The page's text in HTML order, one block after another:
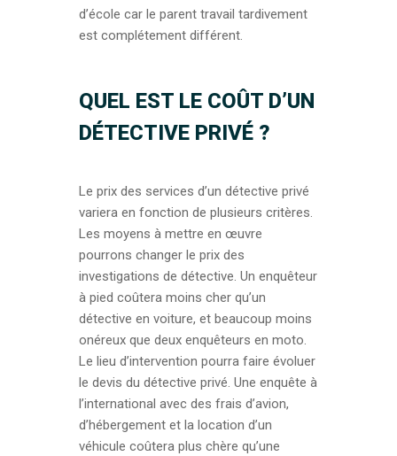
d’école car le parent travail tardivement
est complétement différent.
QUEL EST LE COÛT D’UN
DÉTECTIVE PRIVÉ ?
Le prix des services d’un détective privé
variera en fonction de plusieurs critères.
Les moyens à mettre en œuvre
pourrons changer le prix des
investigations de détective. Un enquêteur
à pied coûtera moins cher qu’un
détective en voiture, et beaucoup moins
onéreux que deux enquêteurs en moto.
Le lieu d’intervention pourra faire évoluer
le devis du détective privé. Une enquête à
l’international avec des frais d’avion,
d’hébergement et la location d’un
véhicule coûtera plus chère qu’une